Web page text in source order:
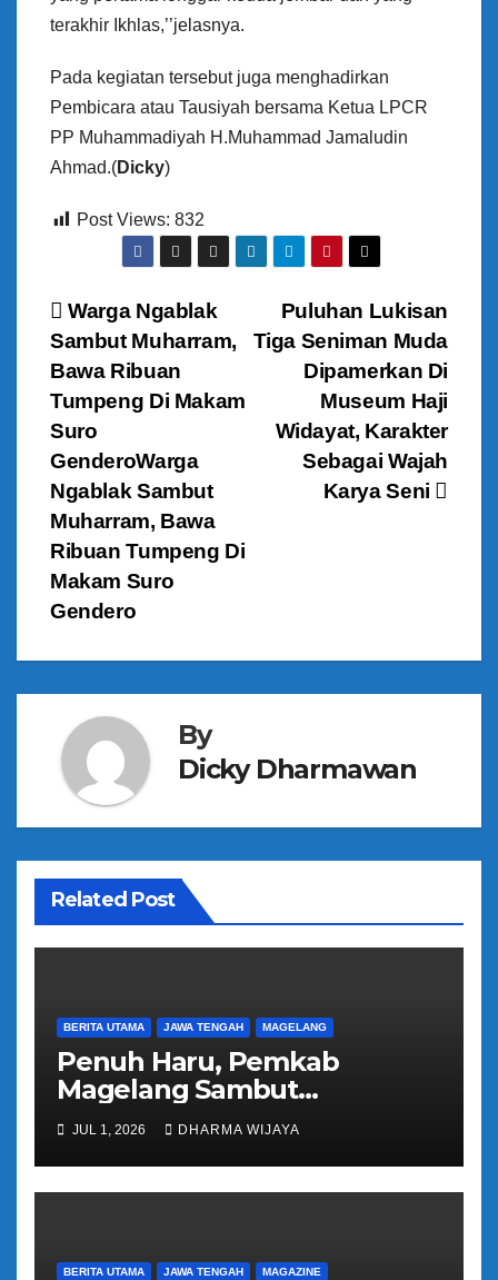
terakhir Ikhlas,’’jelasnya.
Pada kegiatan tersebut juga menghadirkan
Pembicara atau Tausiyah bersama Ketua LPCR
PP Muhammadiyah H.Muhammad Jamaludin
Ahmad.(Dicky)
Post Views: 832
N
a
v
i
g
a
s
p
o
s
Puluhan Lukisan
Tiga Seniman Muda
Dipamerkan Di
Museum Haji
Widayat, Karakter
Sebagai Wajah
Karya Seni
Warga Ngablak
Sambut Muharram,
Bawa Ribuan
Tumpeng Di Makam
Suro
GenderoWarga
Ngablak Sambut
Muharram, Bawa
Ribuan Tumpeng Di
Makam Suro
Gendero
By
Dicky Dharmawan
Related Post
BERITA UTAMA JAWA TENGAH MAGELANG
Penuh Haru, Pemkab
Magelang Sambut
Kepulangan Jemaah Haji
Kloter 81
JUL 1, 2026 DHARMA WIJAYA
BERITA UTAMA JAWA TENGAH MAGAZINE